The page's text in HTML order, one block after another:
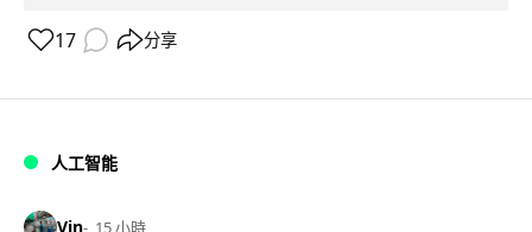
17 分享
人工智能
Vin 15 小時